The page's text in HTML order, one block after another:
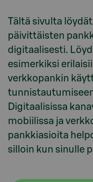
Tältä sivulta
päivittäisten
digitaalisesti.
esimerkiksi
verkkopankin
Digitaalisissa
mobiilissa ja
pankkiasioita
silloin kun sinulle